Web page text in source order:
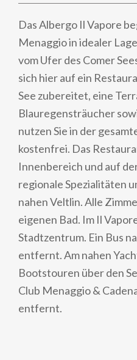
Das Albergo Il Vapore
Menaggio in idealer
vom Ufer des Comer
sich hier auf ein
See zubereitet, eine
Blauregensträucher
nutzen Sie in der
kostenfrei. Das
Innenbereich und auf
regionale Spezialitäten
nahen Veltlin. Alle
eigenen Bad. Im Il
Stadtzentrum. Ein Bus
entfernt. Am nahen
Bootstouren über den
Club Menaggio &
entfernt.